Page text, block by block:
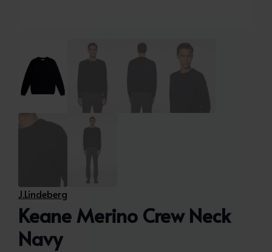
J.Lindeberg
Keane Merino Crew Neck
Navy